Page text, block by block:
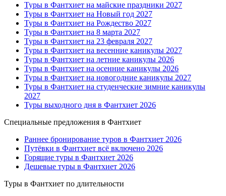
Туры в Фантхиет на майские праздники 2027
Туры в Фантхиет на Новый год 2027
Туры в Фантхиет на Рождество 2027
Туры в Фантхиет на 8 марта 2027
Туры в Фантхиет на 23 февраля 2027
Туры в Фантхиет на весенние каникулы 2027
Туры в Фантхиет на летние каникулы 2026
Туры в Фантхиет на осенние каникулы 2026
Туры в Фантхиет на новогодние каникулы 2027
Туры в Фантхиет на студенческие зимние каникулы
2027
Туры выходного дня в Фантхиет 2026
Специальные предложения в Фантхиет
Раннее бронирование туров в Фантхиет 2026
Путёвки в Фантхиет всё включено 2026
Горящие туры в Фантхиет 2026
Дешевые туры в Фантхиет 2026
Туры в Фантхиет по длительности